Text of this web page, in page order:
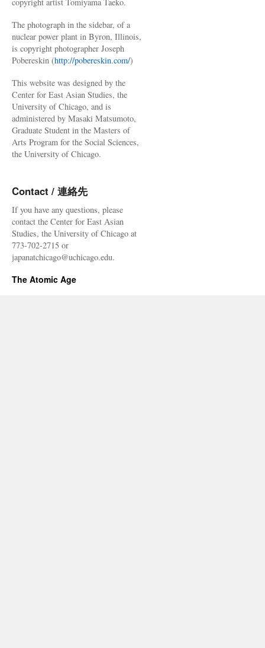
The photograph in the sidebar, of a
nuclear power plant in Byron, Illinois,
is copyright photographer Joseph
Pobereskin (http://pobereskin.com/)
This website was designed by the
Center for East Asian Studies, the
University of Chicago, and is
administered by Masaki Matsumoto,
Graduate Student in the Masters of
Arts Program for the Social Sciences,
the University of Chicago.
Contact / 連絡先
If you have any questions, please
contact the Center for East Asian
Studies, the University of Chicago at
773-702-2715 or
japanatchicago@uchicago.edu.
The Atomic Age